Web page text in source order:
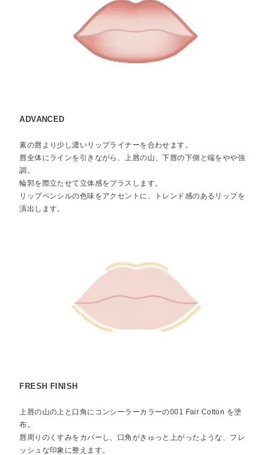
ADVANCED
素の唇より少し濃いリップライナーを合わせます。
唇全体にラインを引きながら、上唇の山、下唇の下側と端をやや強
調。
輪郭を際立たせて立体感をプラスします。
リップペンシルの色味をアクセントに、トレンド感のあるリップを
演出します。
FRESH FINISH
上唇の山の上と口角にコンシーラーカラーの001 Fair Cotton を塗
布。
唇周りのくすみをカバーし、口角がきゅっと上がったような、フレ
ッシュな印象に整えます。